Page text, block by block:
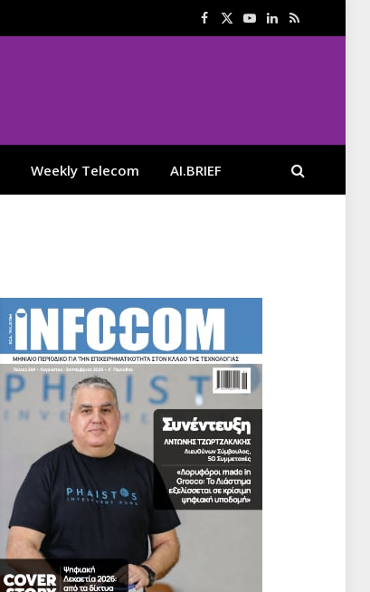
Facebook
X
YouTube
LinkedIn
RSS
Weekly Telecom AI.BRIEF